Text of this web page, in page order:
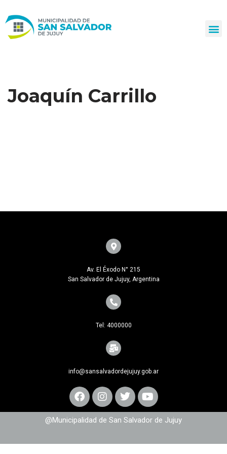
al
Joaquín Carrillo
Av. El Éxodo N° 215
San Salvador de Jujuy, Argentina
Tel: 4000000
info@sansalvadordejujuy.gob.ar
@Municipalidad de San Salvador de Jujuy